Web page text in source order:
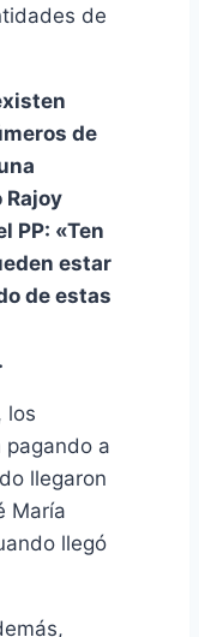
de
de
PP: «Ten
estar
de estas
los
pagando a
llegaron
Marí­a
llegó